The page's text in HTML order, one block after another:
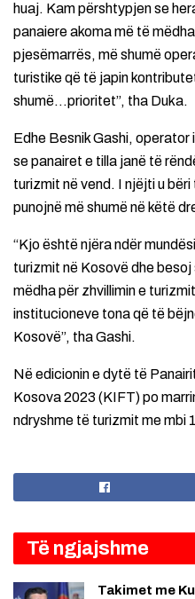
huaj. Kam përshtypjen se
panaiere akoma më të
pjesëmarrës, më shumë
turistike që të japin
shumë…prioritet”, tha Duka.
Edhe Besnik Gashi, operator
se panairet e tilla janë të
turizmit në vend. I njëjti u
punojnë më shumë në këtë
“Kjo është njëra ndër
turizmit në Kosovë dhe
mëdha për zhvillimin e
institucioneve tona që të
Kosovë”, tha Gashi.
Në edicionin e dytë të
Kosova 2023 (KIFT) po
ndryshme të turizmit me mbi
Të ngjajshme
Takimet me